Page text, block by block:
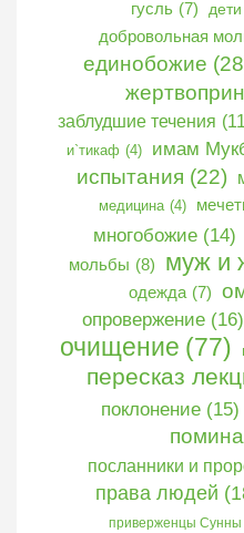
гусль (7) дети
добровольная
единобожие
заблудшие течения
и`тикаф (4) имам
испытания (22)
медицина (4)
многобожие (14)
мольбы (8) муж и
одежда (7)
опровержение (16)
очищение (77)
пересказ
поклонение (15)
посланники и
права людей
приверженцы Сунны